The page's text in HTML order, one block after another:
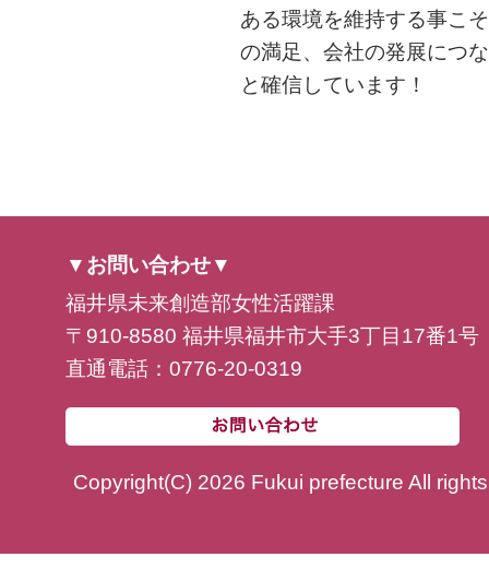
ある環境を維持する事こ
の満足、会社の発展につ
と確信しています！
▼お問い合わせ▼
福井県未来創造部女性活躍課
〒910-8580 福井県福井市大手3丁目17番1号
直通電話：0776-20-0319
Copyright(C) 2026 Fukui prefecture All